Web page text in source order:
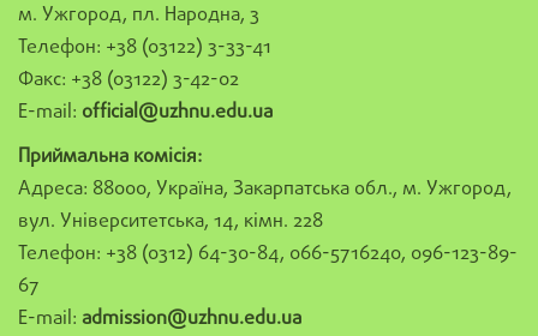
м. Ужгород, пл. Народна, 3
Телефон: +38 (03122) 3-33-41
Факс: +38 (03122) 3-42-02
E-mail: official@uzhnu.edu.ua
Приймальна комісія:
Адреса: 88000, Україна, Закарпатська обл., м. Ужгород,
вул. Університетська, 14, кімн. 228
Телефон: +38 (0312) 64-30-84, 066-5716240, 096-123-89-
67
E-mail: admission@uzhnu.edu.ua